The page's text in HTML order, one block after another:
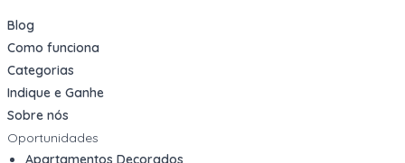
Blog
Como funciona
Categorias
Indique e Ganhe
Sobre nós
Oportunidades